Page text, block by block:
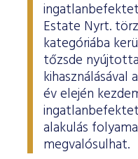
Estate Nyrt.
kategóriába
tőzsde
kihasználásával
év elején
alakulás
megvalósulhat.